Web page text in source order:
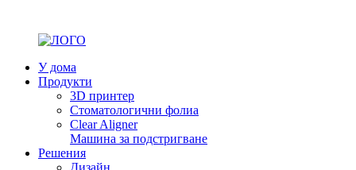
У дома
Продукти
3D принтер
Стоматологични фолиа
Clear Aligner
Машина за подстригване
Решения
Дизайн